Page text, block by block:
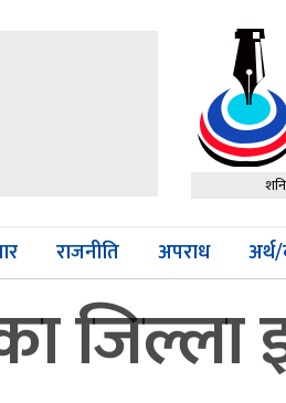
राजनीति अपराध अर्थ/